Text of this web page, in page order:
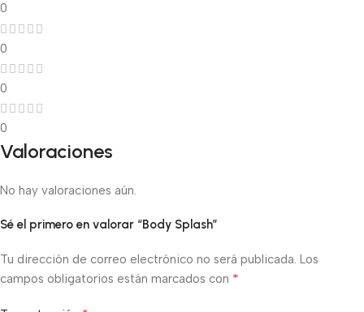
0
0
0
0
Valoraciones
No hay valoraciones aún.
Sé el primero en valorar “Body Splash”
Tu dirección de correo electrónico no será publicada. Los
campos obligatorios están marcados con *